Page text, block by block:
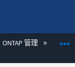
ONTAP 管理 效率